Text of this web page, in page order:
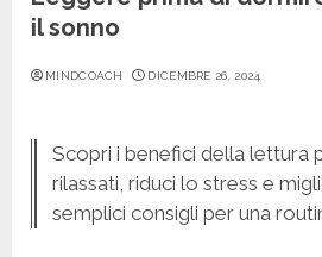
il sonno
MINDCOACH DICEMBRE 26, 2024
Scopri i benefici della lettura
rilassati, riduci lo stress e
semplici consigli per una